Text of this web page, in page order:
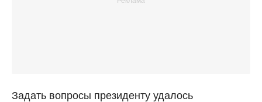
Задать вопросы президенту удалось